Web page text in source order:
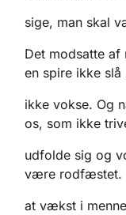
sige, man skal
Det modsatte
en spire ikke
ikke vokse. Og
os, som ikke
udfolde sig og
være rodfæstet.
at vækst i